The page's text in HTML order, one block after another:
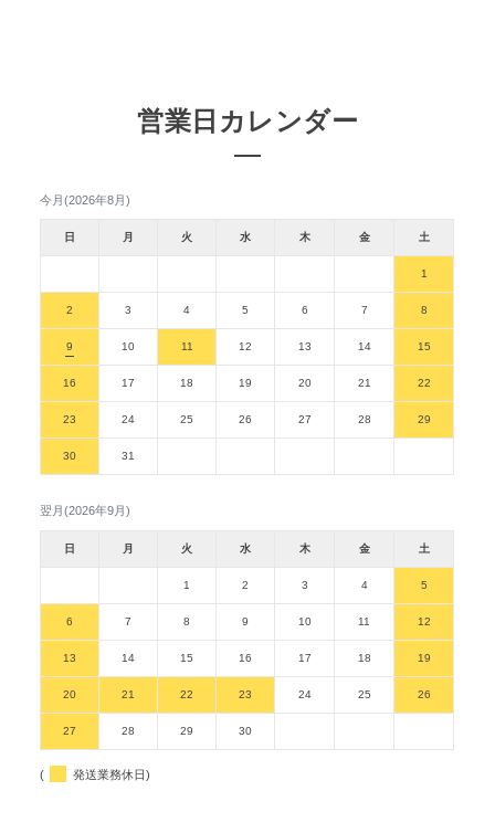
営業日カレンダー
今月(2026年8月)
日 月 火 水 木 金 土
1
2 3 4 5 6 7 8
9 10 11 12 13 14 15
16 17 18 19 20 21 22
23 24 25 26 27 28 29
30 31
翌月(2026年9月)
日 月 火 水 木 金 土
1 2 3 4 5
6 7 8 9 10 11 12
13 14 15 16 17 18 19
20 21 22 23 24 25 26
27 28 29 30
( 発送業務休日)